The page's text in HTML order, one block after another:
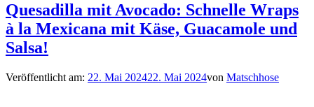
Quesadilla mit Avocado: Schnelle Wraps
à la Mexicana mit Käse, Guacamole und
Salsa!
Veröffentlicht am: 22. Mai 202422. Mai 2024von Matschhose